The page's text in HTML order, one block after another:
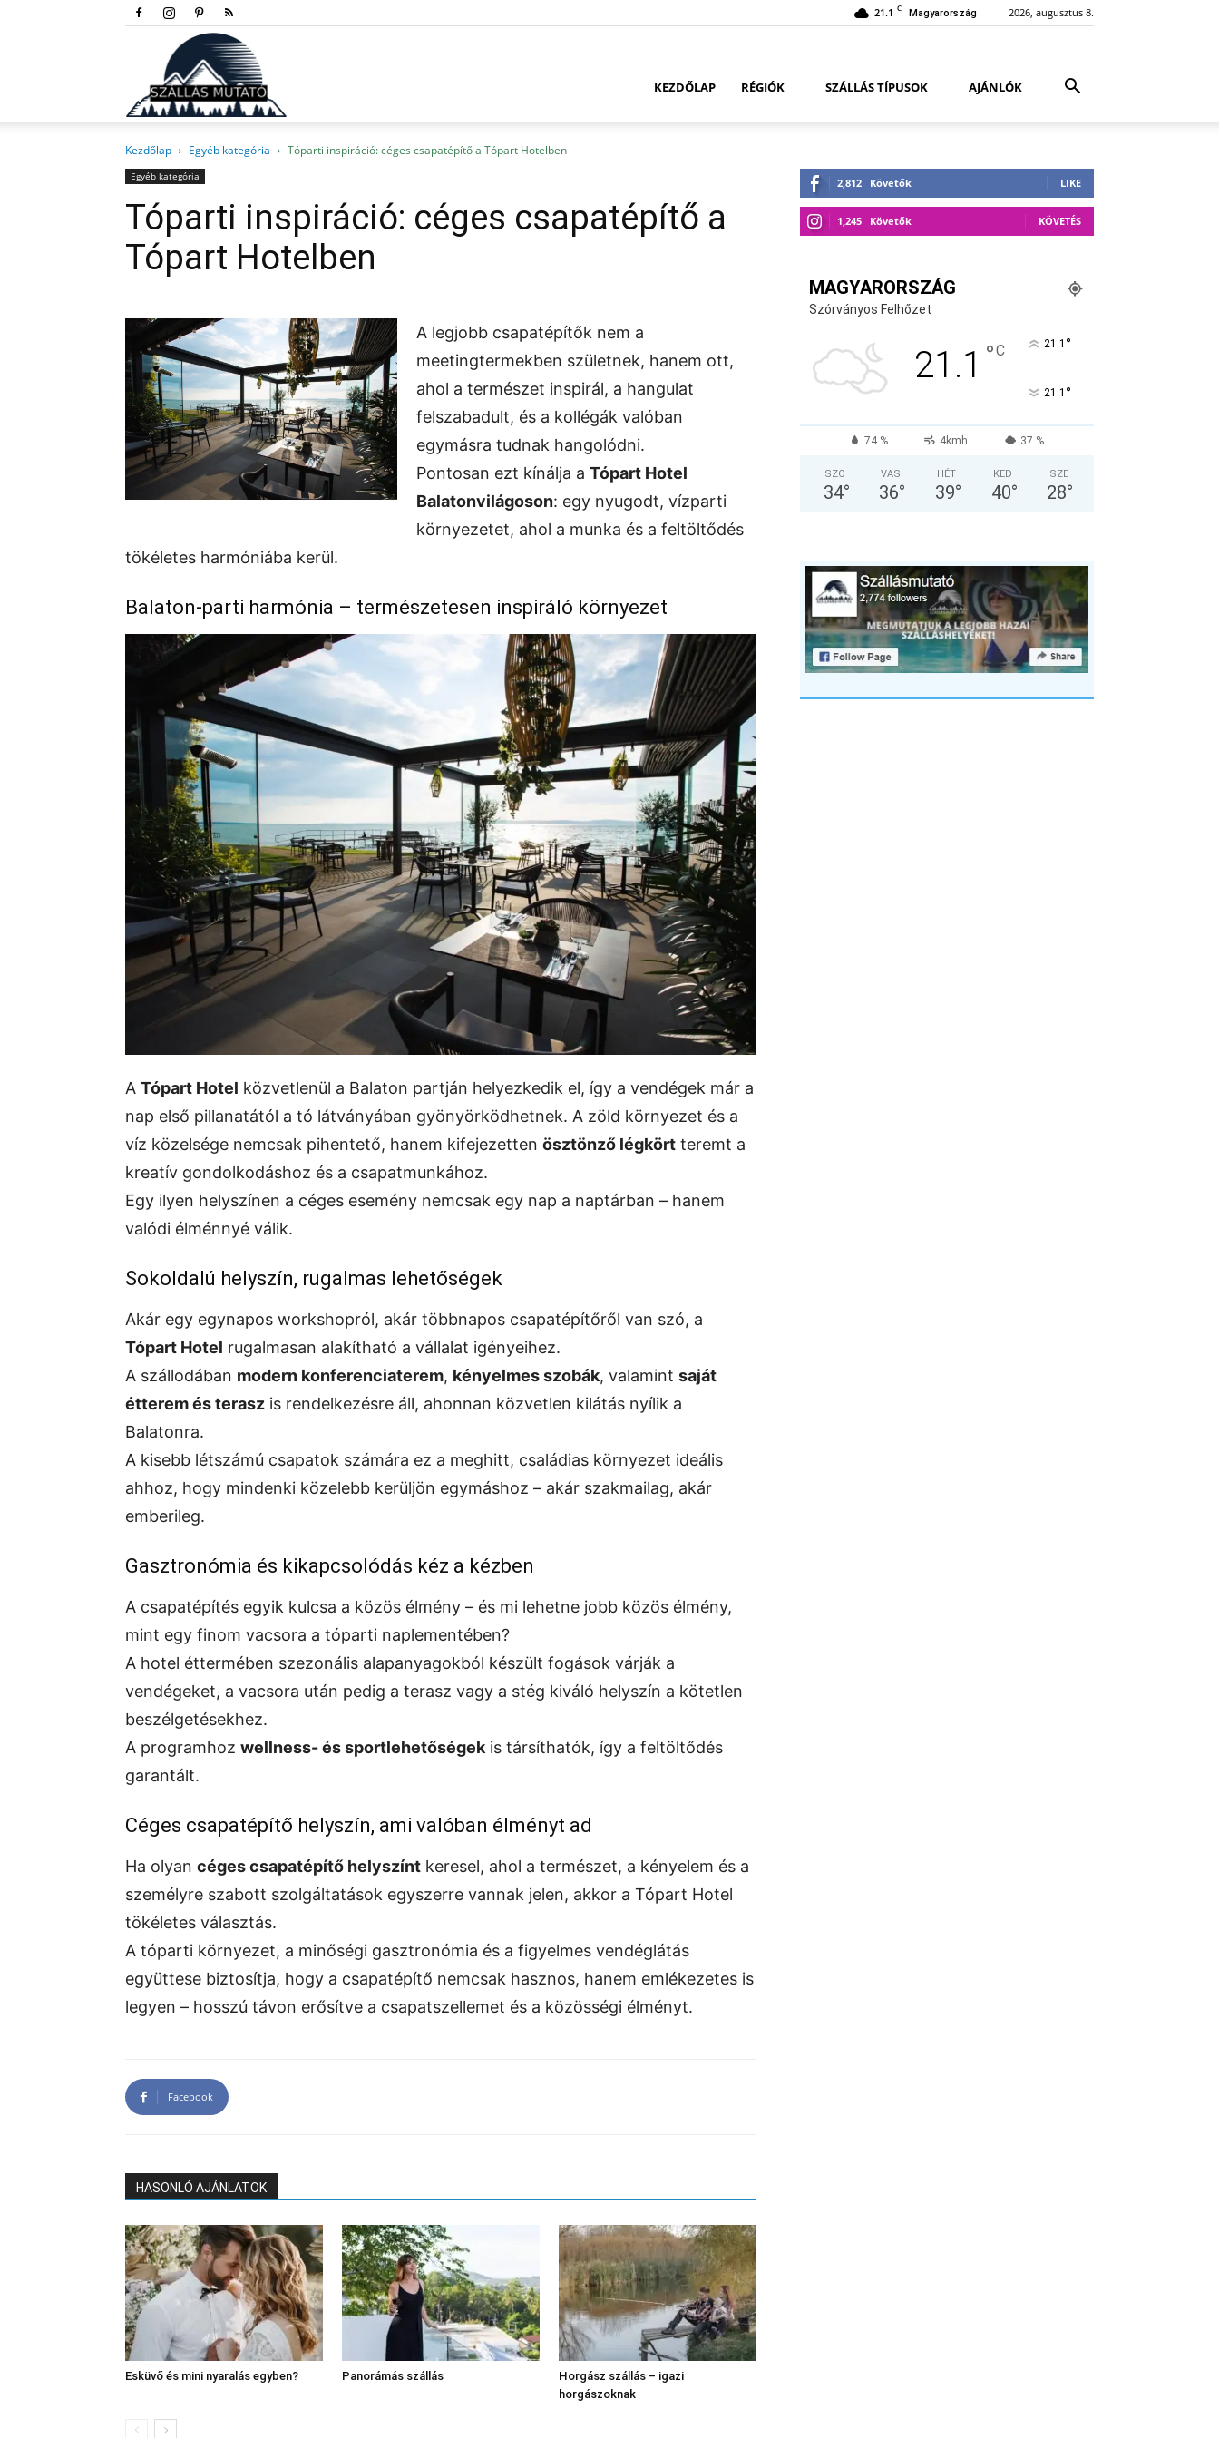
21.1 C Magyarország 2026, augusztus 8.
KEZDŐLAP RÉGIÓK SZÁLLÁS TÍPUSOK AJÁNLÓK
Kezdőlap Egyéb kategória Tóparti inspiráció: céges csapatépítő a Tópart Hotelben
Egyéb kategória
Tóparti inspiráció: céges csapatépítő a
Tópart Hotelben
A legjobb csapatépítők nem a
meetingtermekben születnek, hanem ott,
ahol a természet inspirál, a hangulat
felszabadult, és a kollégák valóban
egymásra tudnak hangolódni.
Pontosan ezt kínálja a Tópart Hotel
Balatonvilágoson: egy nyugodt, vízparti
környezetet, ahol a munka és a feltöltődés
tökéletes harmóniába kerül.
Balaton-parti harmónia – természetesen inspiráló környezet
A Tópart Hotel közvetlenül a Balaton partján helyezkedik el, így a vendégek már a
nap első pillanatától a tó látványában gyönyörködhetnek. A zöld környezet és a
víz közelsége nemcsak pihentető, hanem kifejezetten ösztönző légkört teremt a
kreatív gondolkodáshoz és a csapatmunkához.
Egy ilyen helyszínen a céges esemény nemcsak egy nap a naptárban – hanem
valódi élménnyé válik.
Sokoldalú helyszín, rugalmas lehetőségek
Akár egy egynapos workshopról, akár többnapos csapatépítőről van szó, a
Tópart Hotel rugalmasan alakítható a vállalat igényeihez.
A szállodában modern konferenciaterem, kényelmes szobák, valamint saját
étterem és terasz is rendelkezésre áll, ahonnan közvetlen kilátás nyílik a
Balatonra.
A kisebb létszámú csapatok számára ez a meghitt, családias környezet ideális
ahhoz, hogy mindenki közelebb kerüljön egymáshoz – akár szakmailag, akár
emberileg.
Gasztronómia és kikapcsolódás kéz a kézben
A csapatépítés egyik kulcsa a közös élmény – és mi lehetne jobb közös élmény,
mint egy finom vacsora a tóparti naplementében?
A hotel éttermében szezonális alapanyagokból készült fogások várják a
vendégeket, a vacsora után pedig a terasz vagy a stég kiváló helyszín a kötetlen
beszélgetésekhez.
A programhoz wellness- és sportlehetőségekis társíthatók, így a feltöltődés
garantált.
Céges csapatépítő helyszín, ami valóban élményt ad
Ha olyan céges csapatépítő helyszínt keresel, ahol a természet, a kényelem és a
személyre szabott szolgáltatások egyszerre vannak jelen, akkor a Tópart Hotel
tökéletes választás.
A tóparti környezet, a minőségi gasztronómia és a figyelmes vendéglátás
együttese biztosítja, hogy a csapatépítő nemcsak hasznos, hanem emlékezetes is
legyen – hosszú távon erősítve a csapatszellemet és a közösségi élményt.
Facebook
HASONLÓ AJÁNLATOK
Esküvő és mini nyaralás egyben? Panorámás szállás
Horgász szállás – igazi
horgászoknak
2,812 Követők LIKE
1,245 Követők KÖVETÉS
MAGYARORSZÁG
Szórványos Felhőzet
21.1 °C 21.1 °
21.1 °
74 % 4kmh 37 %
SZO
34°
VAS
36°
HÉT
39°
KED
40°
SZE
28°